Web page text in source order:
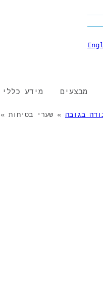
מידע כללי מבצעים
בגובה » שערי בטיחות »